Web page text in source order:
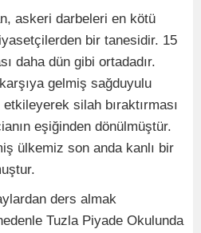
askeri darbeleri en kötü
bir tanesidir. 15
daha dün gibi ortadadır.
gelmiş sağduyulu
silah bıraktırması
eşiğinden dönülmüştür.
ülkemiz son anda kanlı bir
ders almak
Tuzla Piyade Okulunda